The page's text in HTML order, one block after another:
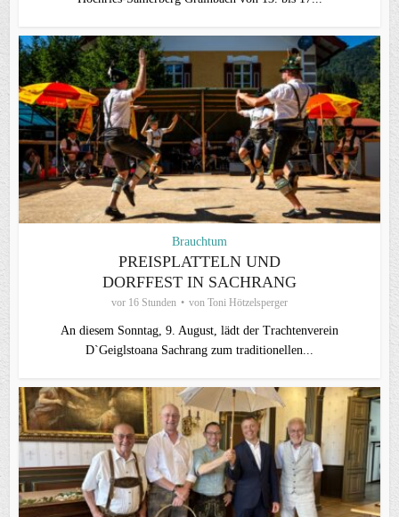
Brauchtum
PREISPLATTELN UND
DORFFEST IN SACHRANG
vor 16 Stunden von Toni Hötzelsperger
An diesem Sonntag, 9. August, lädt der Trachtenverein
D`Geiglstoana Sachrang zum traditionellen...